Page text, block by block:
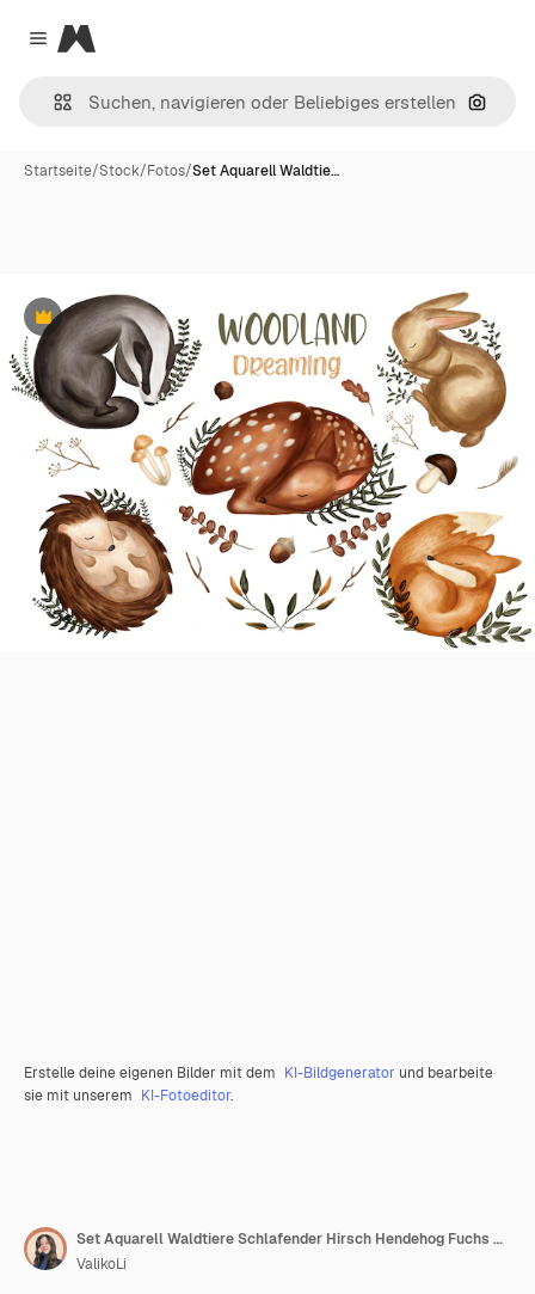
Close menu
Magnific
Nach
Startseite/Stock/Fotos/Set Aquarell Waldtie…
Premium
Erstelle deine eigenen Bilder mit dem KI-Bildgenerator und bearbeite
sie mit unserem KI-Fotoeditor.
Set Aquarell Waldtiere Schlafender Hirsch Hendehog Fuchs Dachs Hase
ValikoLi